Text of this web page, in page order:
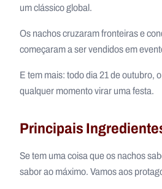
um clássico global.
Os nachos cruzaram fronteiras e
começaram a ser vendidos em
E tem mais: todo dia 21 de outubro,
qualquer momento virar uma festa.
Principais
Se tem uma coisa que os nachos
sabor ao máximo. Vamos aos